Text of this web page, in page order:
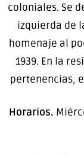
coloniales. Se
izquierda de
homenaje al
1939. En la
pertenencias,
Horarios.